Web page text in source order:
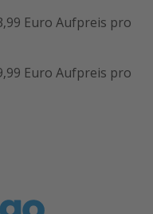
Euro Aufpreis pro
Euro Aufpreis pro